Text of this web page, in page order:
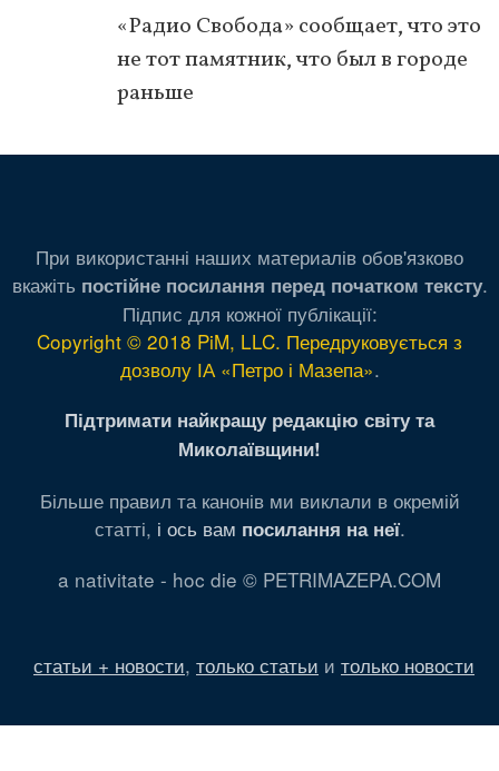
«Радио Свобода» сообщает, что это
не тот памятник, что был в городе
раньше
При використанні наших материалів обов'язково
вкажіть постійне посилання перед початком тексту.
Підпис для кожної публікації:
Copyright © 2018 PiM, LLC. Передруковується з
дозволу ІА «Петро і Мазепа».
Підтримати найкращу редакцію світу та
Миколаївщини!
Більше правил та канонів ми виклали в окремій
статті, і ось вам посилання на неї.
a nativitate - hoc die © PETRIMAZEPA.COM
статьи + новости, только статьи и только новости